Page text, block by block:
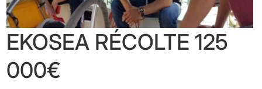
EKOSEA RÉCOLTE 125
000€